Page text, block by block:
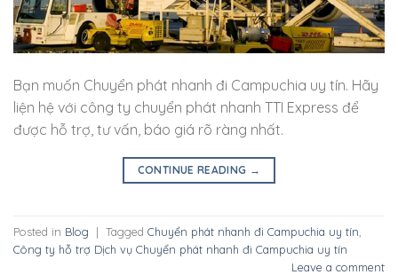
Bạn muốn Chuyển phát nhanh đi Campuchia uy tín. Hãy
liện hệ với công ty chuyển phát nhanh TTI Express để
được hỗ trợ, tư vấn, báo giá rõ ràng nhất.
CONTINUE READING →
Posted in Blog | Tagged Chuyển phát nhanh đi Campuchia uy tín
Công ty hỗ trợ Dịch vụ Chuyển phát nhanh đi Campuchia uy tín
Leave a comment